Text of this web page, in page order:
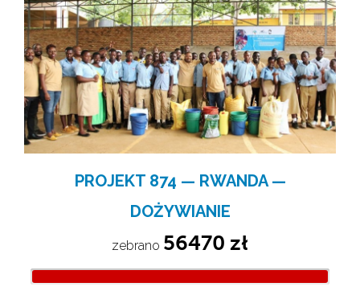
PROJEKT 874 — RWANDA —
DOŻYWIANIE
zebrano 56470 zł